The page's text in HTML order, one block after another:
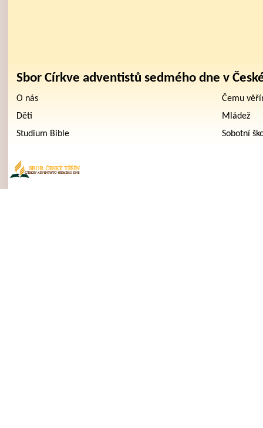
Sbor Církve adventistů sedmého dne v
O nás
Čemu
Děti
Mládež
Studium Bible
Sobotní